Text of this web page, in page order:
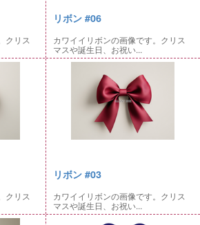
クリス
リボン #06
カワイイリボンの画像です。クリス
マスや誕生日、お祝い...
クリス
リボン #03
カワイイリボンの画像です。クリス
マスや誕生日、お祝い...